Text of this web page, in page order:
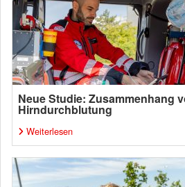
Neue Studie: Zusammenhang
Hirndurchblutung
Weiterlesen